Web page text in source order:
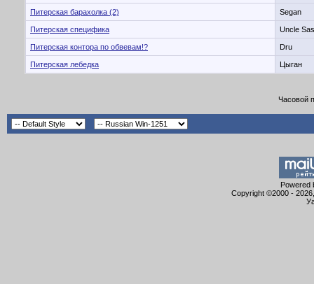
Питерская барахолка (2) Segan
Питерская специфика Uncle
Питерская контора по обвевам!? Dru
Питерская лебедка Цыган
Часовой
Powered
Copyright ©2000 -